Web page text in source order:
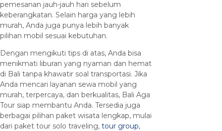
pemesanan jauh-jauh hari sebelum
keberangkatan. Selain harga yang lebih
murah, Anda juga punya lebih banyak
pilihan mobil sesuai kebutuhan.
Dengan mengikuti tips di atas, Anda bisa
menikmati liburan yang nyaman dan hemat
di Bali tanpa khawatir soal transportasi. Jika
Anda mencari layanan sewa mobil yang
murah, terpercaya, dan berkualitas, Bali Aga
Tour siap membantu Anda. Tersedia juga
berbagai pilihan paket wisata lengkap, mulai
dari paket tour solo traveling, tour group,